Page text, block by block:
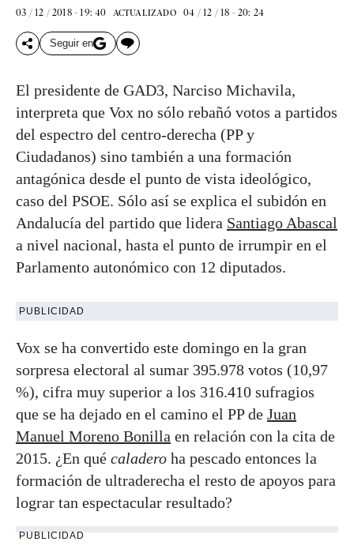
03 / 12 / 2018 - 19: 40 ACTUALIZADO 04 / 12 / 18 - 20: 24
Seguir en
El presidente de GAD3, Narciso Michavila,
interpreta que Vox no sólo rebañó votos a partidos
del espectro del centro-derecha (PP y
Ciudadanos) sino también a una formación
antagónica desde el punto de vista ideológico,
caso del PSOE. Sólo así se explica el subidón en
Andalucía del partido que lidera Santiago Abascal
a nivel nacional, hasta el punto de irrumpir en el
Parlamento autonómico con 12 diputados.
PUBLICIDAD
Vox se ha convertido este domingo en la gran
sorpresa electoral al sumar 395.978 votos (10,97
%), cifra muy superior a los 316.410 sufragios
que se ha dejado en el camino el PP de Juan
Manuel Moreno Bonilla en relación con la cita de
2015. ¿En qué caladero ha pescado entonces la
formación de ultraderecha el resto de apoyos para
lograr tan espectacular resultado?
PUBLICIDAD